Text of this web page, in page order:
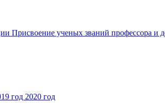
Присвоение ученых званий профессора и
год 2020 год